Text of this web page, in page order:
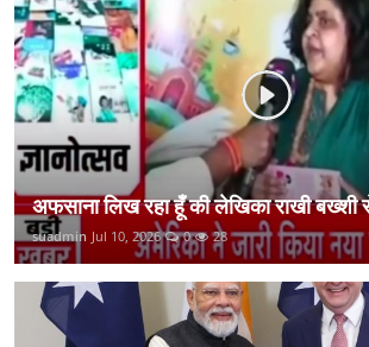
कानून
राजनीति
वीडियो
अफसाना लिख रहा हूँ की लेखिका राखी बख्शी
suadmin Jul 10, 2026 0 28